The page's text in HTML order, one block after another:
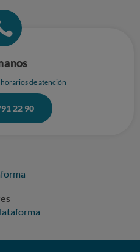
el fabricante cumpla con la
o sustitución del horno, en el
de atención
22 90